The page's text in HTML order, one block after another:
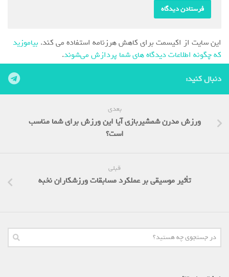
این سایت از اکیسمت برای کاهش هرزنامه استفاده می کند. بیاموزید
که چگونه اطلاعات دیدگاه های شما پردازش می‌شوند.
دنبال کنید:
بعدی
ورزش مدرن شمشیربازی آیا این ورزش برای شما مناسب
است؟
قبلی
تأثیر موسیقی بر عملکرد مسابقات ورزشکاران نخبه